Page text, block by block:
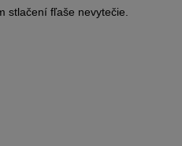
stlačení fľaše nevytečie.